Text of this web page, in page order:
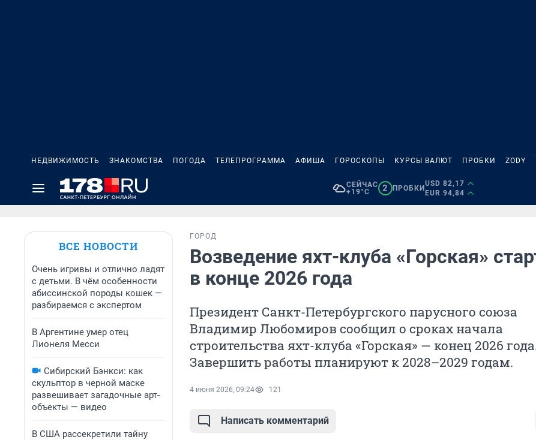
НЕДВИЖИМОСТЬ ЗНАКОМСТВА ПОГОДА ТЕЛЕПРОГРАММА АФИША ГОРОСКОПЫ КУРСЫ ВАЛЮТ ПРОБКИ ZODY
СЕЙЧАС
+19°C
2 ПРОБКИ
USD 82,17
EUR 94,84
ВСЕ НОВОСТИ
Очень игривы и отлично ладят
с детьми. В чём особенности
абиссинской породы кошек —
разбираемся с экспертом
В Аргентине умер отец
Лионеля Месси
Сибирский Бэнкси: как
скульптор в черной маске
развешивает загадочные арт-
объекты — видео
В США рассекретили тайну
ГОРОД
Возведение яхт-клуба «Горская»
в конце 2026 года
Президент Санкт-Петербургского парусного союза
Владимир Любомиров сообщил о сроках начала
строительства яхт-клуба «Горская» — конец 2026
Завершить работы планируют к 2028–2029 годам.
4 июня 2026, 09:24 121
Написать комментарий